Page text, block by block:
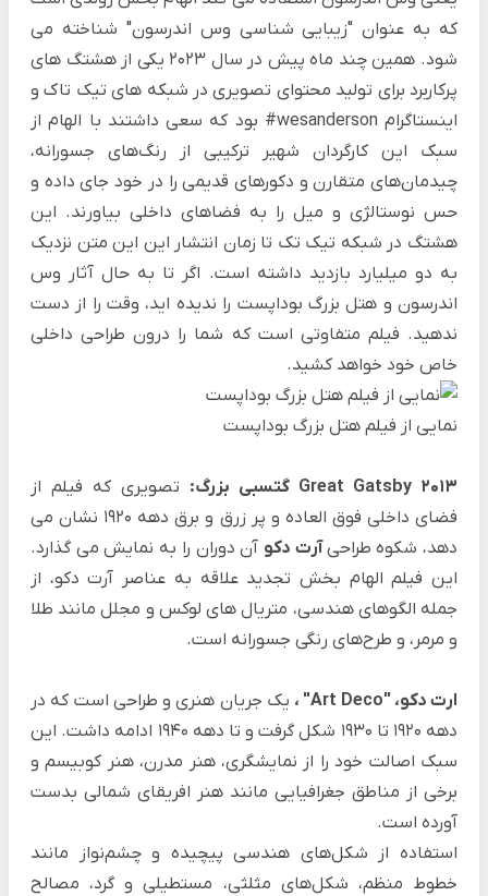
که به عنوان "زیبایی شناسی وس اندرسون" شناخته می
شود. همین چند ماه پیش در سال 2023 یکی از هشتگ های
پرکاربرد برای تولید محتوای تصویری در شبکه های تیک تاک و
اینستاگرام wesanderson# بود که سعی داشتند با الهام از
سبک این کارگردان شهیر ترکیبی از رنگ‌های جسورانه،
چیدمان‌های متقارن و دکورهای قدیمی را در خود جای داده و
حس نوستالژی و میل را به فضاهای داخلی بیاورند. این
هشتگ در شبکه تیک تک تا زمان انتشار این این متن نزدیک
به دو میلیارد بازدید داشته است. اگر تا به حال آثار وس
اندرسون و هتل بزرگ بوداپست را ندیده اید، وقت را از دست
ندهید. فیلم متفاوتی است که شما را درون طراحی داخلی
خاص خود خواهد کشید.
نمایی از فیلم هتل بزرگ بوداپست
Great Gatsby 2013 گتسبی بزرگ:
تصویری که فیلم از
فضای داخلی فوق العاده و پر زرق و برق دهه 1920 نشان می
دهد، شکوه طراحیآرت دکو آن دوران را به نمایش می گذارد.
این فیلم الهام بخش تجدید علاقه به عناصر آرت دکو، از
جمله الگوهای هندسی، متریال های لوکس و مجلل مانند طلا
و مرمر، و طرح‌های رنگی جسورانه است.
ارت دکو، "Art Deco" ،
یک جریان هنری و طراحی است که در
دهه 1920 تا 1930 شکل گرفت و تا دهه 1940 ادامه داشت. این
سبک اصالت خود را از نمایشگری، هنر مدرن، هنر کوبیسم و
برخی از مناطق جغرافیایی مانند هنر افریقای شمالی بدست
آورده است.
استفاده از شکل‌های هندسی پیچیده و چشم‌نواز مانند
خطوط منظم، شکل‌های مثلثی، مستطیلی و گرد، مصالح